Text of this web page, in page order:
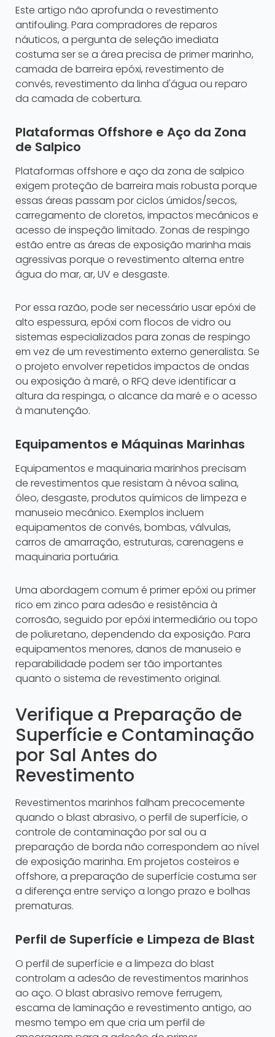
Este artigo não aprofunda o revestimento
antifouling. Para compradores de reparos
náuticos, a pergunta de seleção imediata
costuma ser se a área precisa de primer marinho,
camada de barreira epóxi, revestimento de
convés, revestimento da linha d'água ou reparo
da camada de cobertura.
Plataformas Offshore e Aço da Zona
de Salpico
Plataformas offshore e aço da zona de salpico
exigem proteção de barreira mais robusta porque
essas áreas passam por ciclos úmidos/secos,
carregamento de cloretos, impactos mecânicos e
acesso de inspeção limitado. Zonas de respingo
estão entre as áreas de exposição marinha mais
agressivas porque o revestimento alterna entre
água do mar, ar, UV e desgaste.
Por essa razão, pode ser necessário usar epóxi de
alto espessura, epóxi com flocos de vidro ou
sistemas especializados para zonas de respingo
em vez de um revestimento externo generalista. Se
o projeto envolver repetidos impactos de ondas
ou exposição à maré, o RFQ deve identificar a
altura da respinga, o alcance da maré e o acesso
à manutenção.
Equipamentos e Máquinas Marinhas
Equipamentos e maquinaria marinhos precisam
de revestimentos que resistam à névoa salina,
óleo, desgaste, produtos químicos de limpeza e
manuseio mecânico. Exemplos incluem
equipamentos de convés, bombas, válvulas,
carros de amarração, estruturas, carenagens e
maquinaria portuária.
Uma abordagem comum é primer epóxi ou primer
rico em zinco para adesão e resistência à
corrosão, seguido por epóxi intermediário ou topo
de poliuretano, dependendo da exposição. Para
equipamentos menores, danos de manuseio e
reparabilidade podem ser tão importantes
quanto o sistema de revestimento original.
Verifique a Preparação de
Superfície e Contaminação
por Sal Antes do
Revestimento
Revestimentos marinhos falham precocemente
quando o blast abrasivo, o perfil de superfície, o
controle de contaminação por sal ou a
preparação de borda não correspondem ao nível
de exposição marinha. Em projetos costeiros e
offshore, a preparação de superfície costuma ser
a diferença entre serviço a longo prazo e bolhas
prematuras.
Perfil de Superfície e Limpeza de Blast
O perfil de superfície e a limpeza do blast
controlam a adesão de revestimentos marinhos
ao aço. O blast abrasivo remove ferrugem,
escama de laminação e revestimento antigo, ao
mesmo tempo em que cria um perfil de